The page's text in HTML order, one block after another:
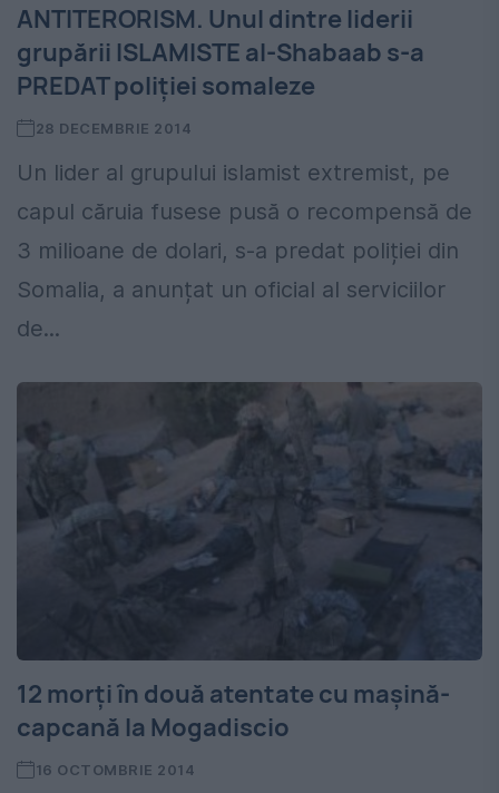
ANTITERORISM. Unul dintre liderii
grupării ISLAMISTE al-Shabaab s-a
PREDAT poliției somaleze
28 DECEMBRIE 2014
Un lider al grupului islamist extremist, pe
capul căruia fusese pusă o recompensă de
3 milioane de dolari, s-a predat poliției din
Somalia, a anunțat un oficial al serviciilor
de...
12 morţi în două atentate cu maşină-
capcană la Mogadiscio
16 OCTOMBRIE 2014